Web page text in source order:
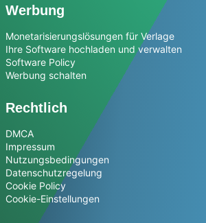
Werbung
Monetarisierungslösungen für Verlage
Ihre Software hochladen und verwalten
Software Policy
Werbung schalten
Rechtlich
DMCA
Impressum
Nutzungsbedingungen
Datenschutzregelung
Cookie Policy
Cookie-Einstellungen